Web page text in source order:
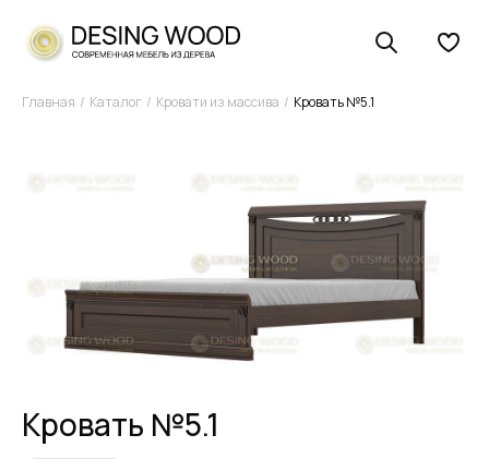
Главная Каталог Кровати из массива Кровать №5.1
Кровать №5.1